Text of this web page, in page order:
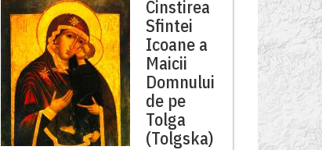
Cinstirea
Sfintei
Icoane a
Maicii
Domnului
de pe
Tolga
(Tolgska)